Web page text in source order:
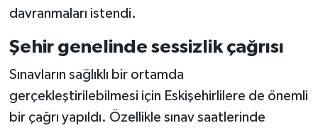
davranmaları istendi.
Şehir genelinde sessizlik çağrısı
Sınavların sağlıklı bir ortamda
gerçekleştirilebilmesi için Eskişehirlilere de önemli
bir çağrı yapıldı. Özellikle sınav saatlerinde